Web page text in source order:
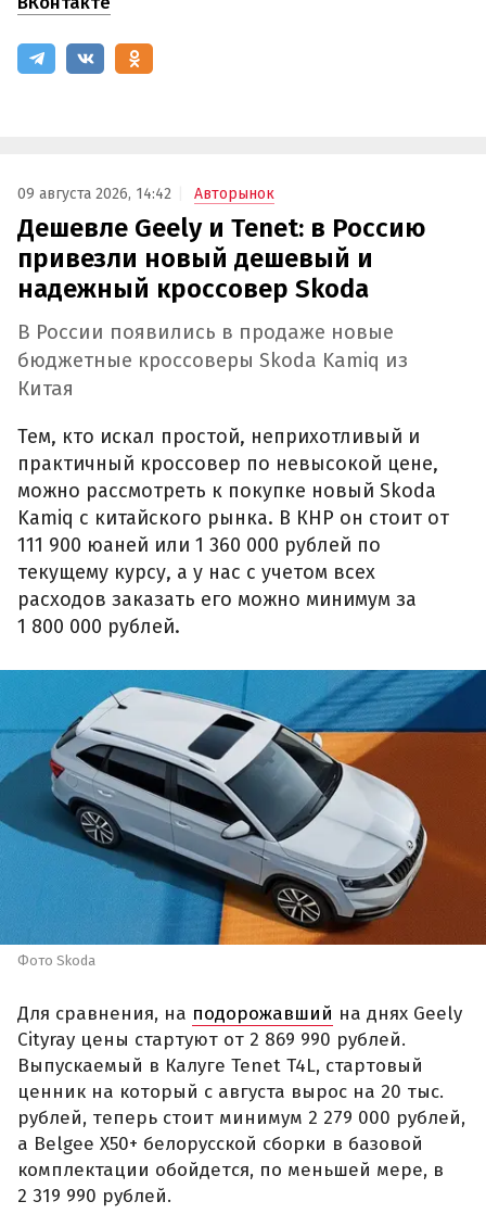
09 августа 2026, 14:42 Авторынок
Дешевле Geely и Tenet: в Россию
привезли новый дешевый и
надежный кроссовер Skoda
В России появились в продаже новые
бюджетные кроссоверы Skoda Kamiq из
Китая
Тем, кто искал простой, неприхотливый и
практичный кроссовер по невысокой цене,
можно рассмотреть к покупке новый Skoda
Kamiq с китайского рынка. В КНР он стоит от
111 900 юаней или 1 360 000 рублей по
текущему курсу, а у нас с учетом всех
расходов заказать его можно минимум за
1 800 000 рублей.
Фото Skoda
Для сравнения, на подорожавший на днях Geely
Cityray цены стартуют от 2 869 990 рублей.
Выпускаемый в Калуге Tenet T4L, стартовый
ценник на который с августа вырос на 20 тыс.
рублей, теперь стоит минимум 2 279 000 рублей,
а Belgee X50+ белорусской сборки в базовой
комплектации обойдется, по меньшей мере, в
2 319 990 рублей.